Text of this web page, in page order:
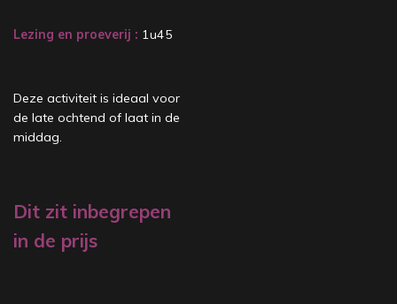
Lezing en proeverij : 1u45
Deze activiteit is ideaal voor
de late ochtend of laat in de
middag.
Dit zit inbegrepen
in de prijs